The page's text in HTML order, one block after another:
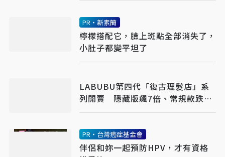
PR・新素簡
檸檬搭配它，臉上斑點全部消失了，
小肚子都變平坦了
LABUBU第四代「復古理髮店」系
列開賣 隱藏版飆7倍、常規款跌破
原價
PR・台灣癌症基金會
伴侶和妳一起預防HPV，才有資格